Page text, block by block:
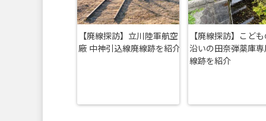
【廃線探訪】立川陸軍航空
廠 中神引込線廃線跡を紹介
【廃線探訪】こど
沿いの田奈弾薬庫専
線跡を紹介